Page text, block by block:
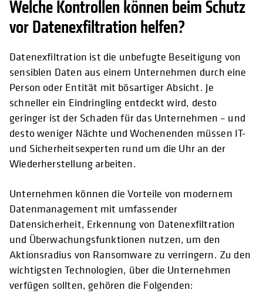
Welche Kontrollen können beim Schutz
vor Datenexfiltration helfen?
Datenexfiltration ist die unbefugte Beseitigung von
sensiblen Daten aus einem Unternehmen durch eine
Person oder Entität mit bösartiger Absicht. Je
schneller ein Eindringling entdeckt wird, desto
geringer ist der Schaden für das Unternehmen – und
desto weniger Nächte und Wochenenden müssen IT-
und Sicherheitsexperten rund um die Uhr an der
Wiederherstellung arbeiten.
Unternehmen können die Vorteile von modernem
Datenmanagement mit umfassender
Datensicherheit, Erkennung von Datenexfiltration
und Überwachungsfunktionen nutzen, um den
Aktionsradius von Ransomware zu verringern. Zu den
wichtigsten Technologien, über die Unternehmen
verfügen sollten, gehören die Folgenden: